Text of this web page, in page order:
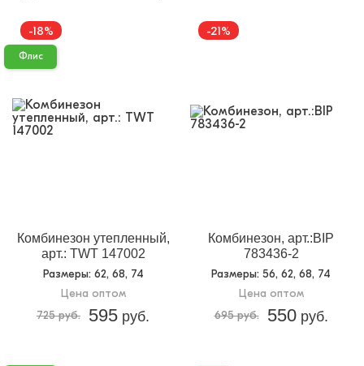
Производство:
Состав:
Материал:
флис
Доп.параметр:
-18%
Флис
Комбинезон утепленный,
арт.: TWT 147002
Размеры: 62, 68, 74
Цена оптом
725 руб.
595 руб.
-21%
Комбинезон, арт.:BIP
783436-2
Размеры: 56, 62, 68, 74
Цена оптом
695 руб.
550руб.